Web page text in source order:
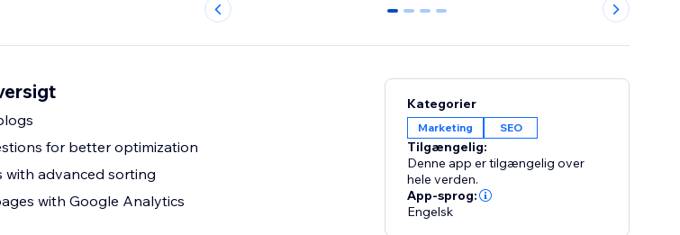
0 1 2 3
for better optimization
with advanced sorting
with Google Analytics
Kategorier
Marketing SEO
Tilgængelig:
Denne app er tilgængelig over
hele verden.
App-sprog:
Engelsk